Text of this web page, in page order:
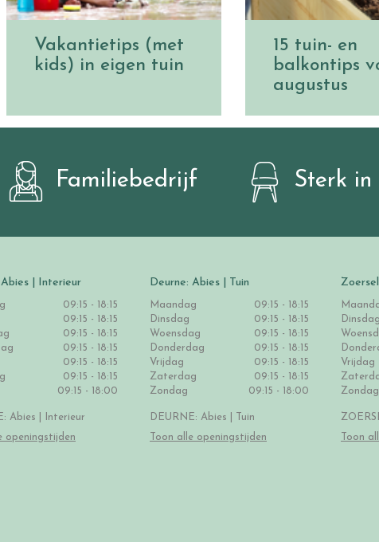
Vakantietips (met
kids) in eigen tuin
15 tuin- en
balkontips
augustus
Familiebedrijf Sterk in
| Interieur
09:15 - 18:15
09:15 - 18:15
09:15 - 18:15
09:15 - 18:15
09:15 - 18:15
09:15 - 18:15
09:15 - 18:00
Abies | Interieur
openingstijden
Deurne: Abies | Tuin
Maandag
09:15 - 18:15
Dinsdag
09:15 - 18:15
Woensdag
09:15 - 18:15
Donderdag
09:15 - 18:15
Vrijdag
09:15 - 18:15
Zaterdag
09:15 - 18:15
Zondag
09:15 - 18:00
DEURNE: Abies | Tuin
Toon alle openingstijden
Dinsdag
Vrijdag
Zondag
Toon